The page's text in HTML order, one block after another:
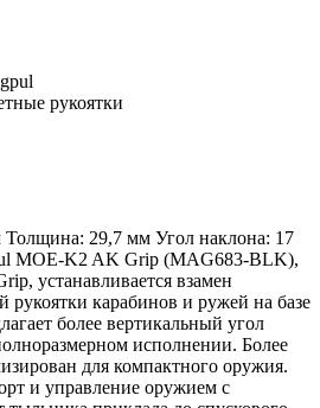
рукоятки
29,7 мм Угол наклона: 17
MOE-K2 AK Grip (MAG683-BLK),
устанавливается взамен
рукоятки карабинов и ружей на базе
более вертикальный угол
исполнении. Более
для компактного оружия.
и управление оружием с